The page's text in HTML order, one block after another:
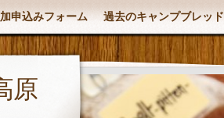
申込みフォーム 過去のキャンプブレッド
原